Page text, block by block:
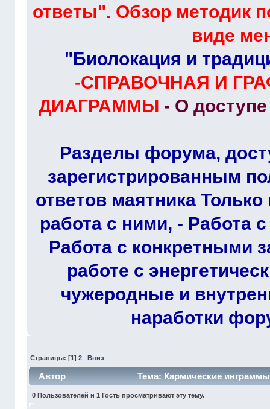
ответы". Обзор методик
виде
"Биолокация и
-СПРАВОЧНАЯ И
ДИАГРАММЫ - О
Разделы форума,
зарегистрированным
ответов маятника
работа с ними, - Работа
Работа с конкретными
работе с
чужеродные и
наработки
Страницы: [1] 2 Вниз
Автор Тема: Кармические
0 Пользователей и 1 Гость просматривают эту тему.